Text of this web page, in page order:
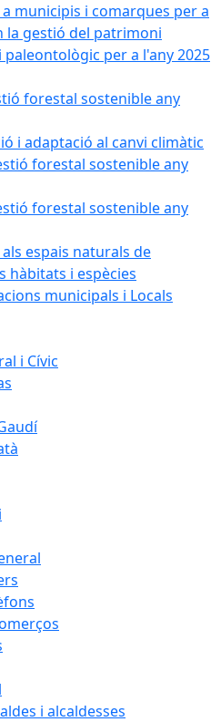
municipis i comarques per a
la gestió del patrimoni
per a l'any 2025
forestal sostenible any
i adaptació al canvi climàtic
forestal sostenible any
forestal sostenible any
espais naturals de
hàbitats i espècies
municipals i Locals
i Cívic
i alcaldesses